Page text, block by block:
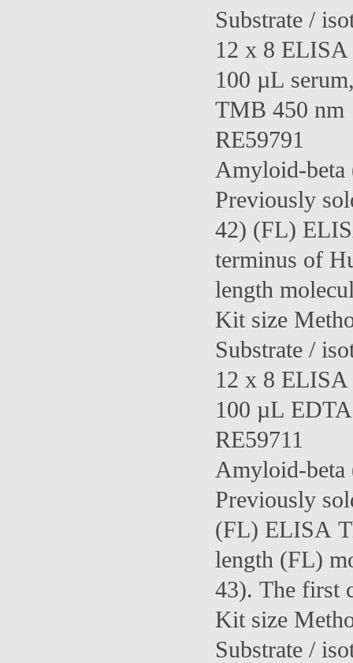
Substrate /
12 x 8
100 µL
TMB 450 nm
RE59791
Amyloid-
Previously
42) (FL)
terminus of
length
Kit size
Substrate /
12 x 8
100 µL
RE59711
Amyloid-
Previously
(FL) ELISA
length (FL)
43). The first
Kit size
Substrate /